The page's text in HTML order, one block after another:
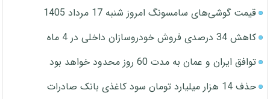
قیمت گوشی‌های سامسونگ امروز شنبه 17 مرداد 1405
کاهش 34 درصدی فروش خودروسازان داخلی در 4 ماه
توافق ایران و عمان به مدت 60 روز محدود خواهد بود
حذف 14 هزار میلیارد تومان سود کاغذی بانک صادرات